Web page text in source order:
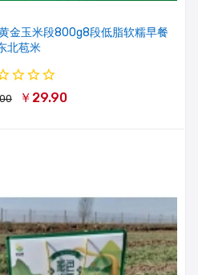
金玉米段800g8段低脂软糯早餐
北苞米
￥29.90